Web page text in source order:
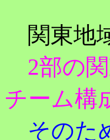
関東地
2部の関
チーム構
そのた